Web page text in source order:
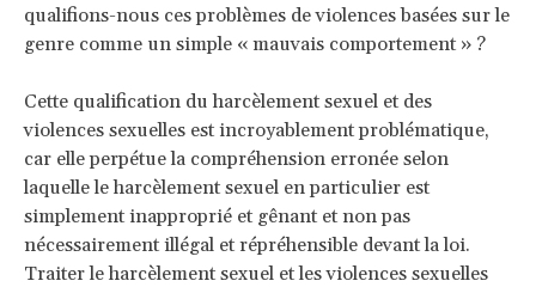
qualifions-nous ces problèmes de violences basées sur le
genre comme un simple « mauvais comportement » ?
Cette qualification du harcèlement sexuel et des
violences sexuelles est incroyablement problématique,
car elle perpétue la compréhension erronée selon
laquelle le harcèlement sexuel en particulier est
simplement inapproprié et gênant et non pas
nécessairement illégal et répréhensible devant la loi.
Traiter le harcèlement sexuel et les violences sexuelles